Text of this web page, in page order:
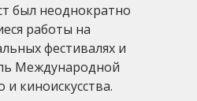
был неоднократно
работы на
фестивалях и
Международной
киноискусства.